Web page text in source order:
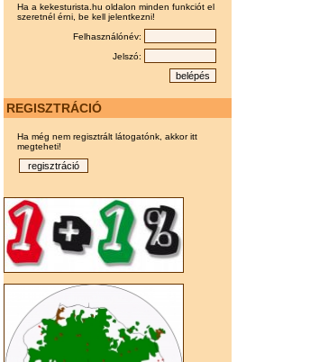
Ha a kekesturista.hu oldalon minden funkciót el
szeretnél érni, be kell jelentkezni!
Felhasználónév:
Jelszó:
REGISZTRÁCIÓ
Ha még nem regisztrált látogatónk, akkor itt
megteheti!